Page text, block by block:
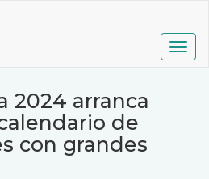
2024 arranca
de
con grandes